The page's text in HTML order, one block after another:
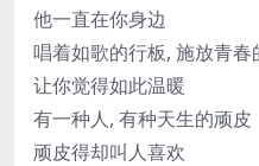
他一直在你身边
唱着如歌的行板, 施放青春
让你觉得如此温暖
有一种人, 有种天生的顽皮
顽皮得却叫人喜欢